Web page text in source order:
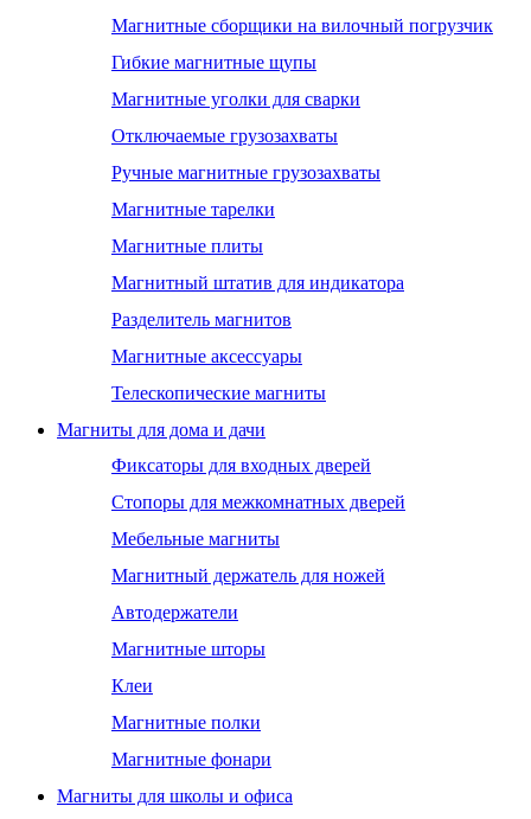
Магнитные сборщики на вилочный погрузчик
Гибкие магнитные щупы
Магнитные уголки для сварки
Отключаемые грузозахваты
Ручные магнитные грузозахваты
Магнитные тарелки
Магнитные плиты
Магнитный штатив для индикатора
Разделитель магнитов
Магнитные аксессуары
Телескопические магниты
Магниты для дома и дачи
Фиксаторы для входных дверей
Стопоры для межкомнатных дверей
Мебельные магниты
Магнитный держатель для ножей
Автодержатели
Магнитные шторы
Клеи
Магнитные полки
Магнитные фонари
Магниты для школы и офиса